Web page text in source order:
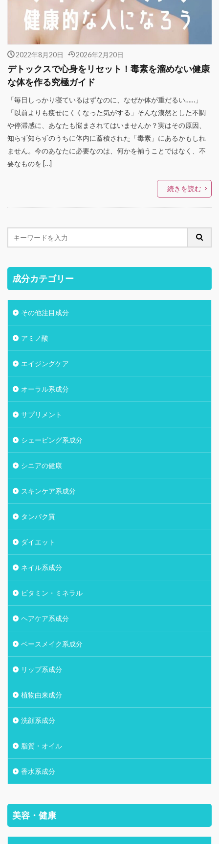
2022年8月20日 2026年2月20日
デトックスで心身をリセット！毒素を溜めない健康
な体を作る究極ガイド
「毎日しっかり寝ているはずなのに、なぜか体が重だるい……」
「以前よりも痩せにくくなった気がする」そんな漠然とした不調
や停滞感に、あなたも悩まされてはいませんか？実はその原因、
知らず知らずのうちに体内に蓄積された「毒素」にあるかもしれ
ません。今のあなたに必要なのは、何かを補うことではなく、不
要なものを […]
続きを読む
成分カテゴリー
その他注目成分
アミノ酸
エイジングケア
オーラル系成分
サプリメント
シェービング系成分
シニアの健康
スキンケア系成分
タンパク質
ダイエット
ネイル系成分
ビタミン・ミネラル
ヘアケア系成分
ベースメイク系成分
リップ系成分
植物由来成分
洗顔系成分
脂質・オイル
香水系成分
美容・健康